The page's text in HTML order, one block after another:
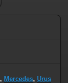
, Mercedes, Urus